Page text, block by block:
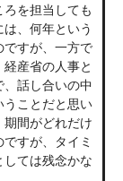
を担当しても
、何年という
ですが、一方で
産省の人事と
話し合いの中
うことだと思い
期間がどれだけ
すが、タイミ
しては残念かな